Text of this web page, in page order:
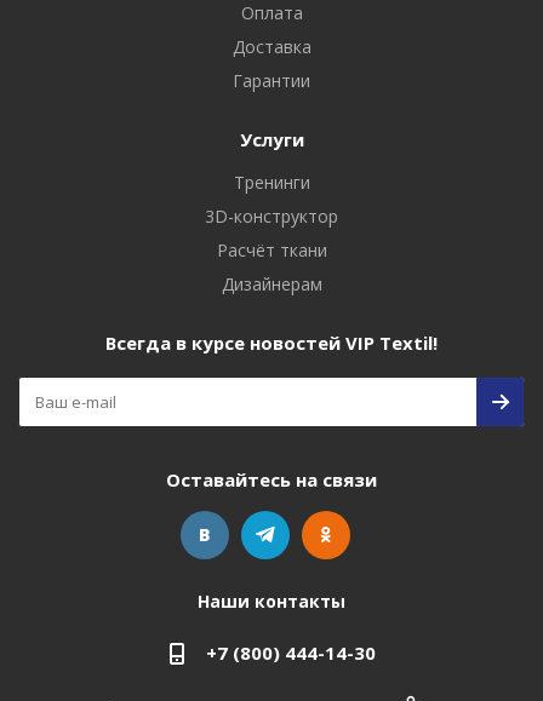
Оплата
Доставка
Гарантии
Услуги
Тренинги
3D-конструктор
Расчёт ткани
Дизайнерам
Всегда в курсе новостей VIP Textil!
Оставайтесь на связи
Наши контакты
+7 (800) 444-14-30